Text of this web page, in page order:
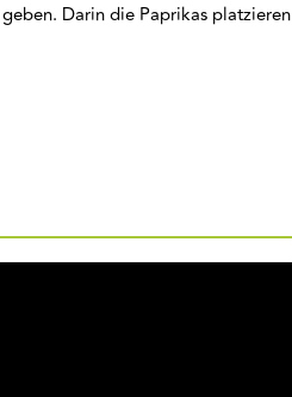
Darin die Paprikas platzieren